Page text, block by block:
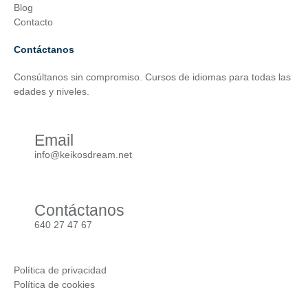
Blog
Contacto
Contáctanos
Consúltanos sin compromiso. Cursos de idiomas para todas las
edades y niveles.
Email
info@keikosdream.net
Contáctanos
640 27 47 67
Política de privacidad
Política de cookies